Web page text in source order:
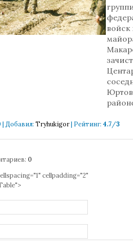
войск
| Добавил: Tryhukigor| Рейтинг: 4.7/3
: 0
cellpadding="2"